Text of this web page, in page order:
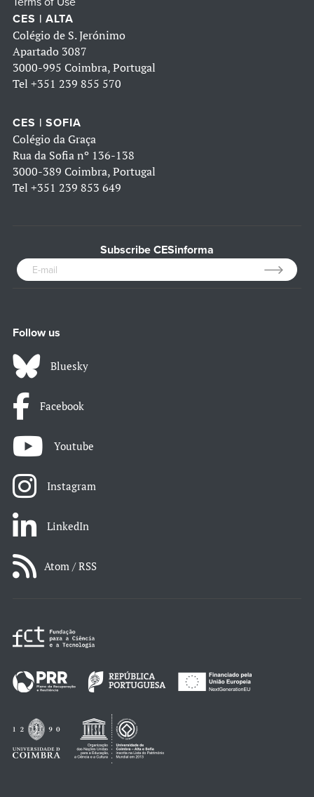
CES | ALTA
Colégio de S. Jerónimo
Apartado 3087
3000-995 Coimbra, Portugal
Tel +351 239 855 570
CES | SOFIA
Colégio da Graça
Rua da Sofia nº 136-138
3000-389 Coimbra, Portugal
Tel +351 239 853 649
Subscribe CESinforma
Follow us
Bluesky
Facebook
Youtube
Instagram
LinkedIn
Atom / RSS